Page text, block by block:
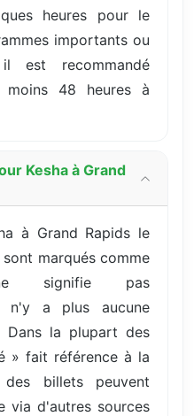
heures pour le
importants ou
est recommandé
48 heures à
Kesha à Grand
à Grand Rapids le
marqués comme
signifie pas
n'y a plus aucune
Dans la plupart des
» fait référence à la
billets peuvent
via d'autres sources